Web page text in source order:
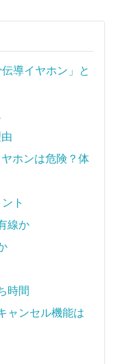
導イヤホン」と
ホンは危険？体
ト
線か
時間
ャンセル機能は